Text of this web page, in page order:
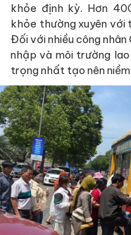
khỏe định kỳ. Hơn
khỏe thường xuyên với
Đối với nhiều công
nhập và môi trường
trọng nhất tạo nên